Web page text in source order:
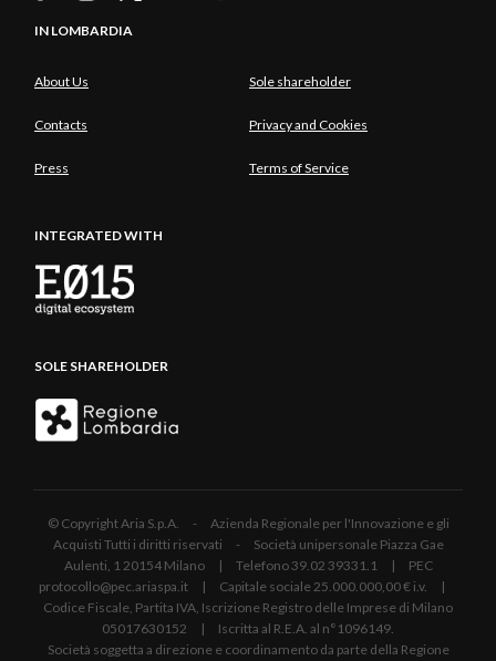
IN LOMBARDIA
About Us Sole shareholder
Contacts Privacy and Cookies
Press Terms of Service
INTEGRATED WITH
SOLE SHAREHOLDER
© Copyright Aria S.p.A. - Azienda Regionale per l'Innovazione e gli
Acquisti Tutti i diritti riservati - Società unipersonale Piazza Gae
Aulenti, 1 20154 Milano | Telefono 39.02 39331.1 | PEC
protocollo@pec.ariaspa.it | Capitale sociale 25.000.000,00 € i.v. |
Codice Fiscale, Partita IVA, Iscrizione Registro delle Imprese di Milano
05017630152 | Iscritta al R.E.A. al n°1096149.
Società soggetta a direzione e coordinamento da parte della Regione